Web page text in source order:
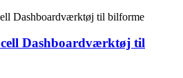
Dashboardværktøj til